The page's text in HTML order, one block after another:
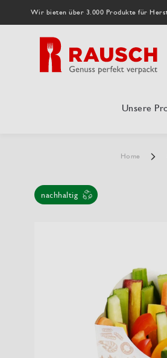
Wir bieten über 3.000 Produkte für
Unsere
Home
nachhaltig